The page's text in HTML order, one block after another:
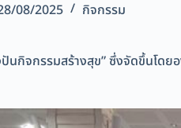
08/2025 กิจกรรม
นกิจกรรมสร้างสุข” ซึ่งจัดขึ้นโด